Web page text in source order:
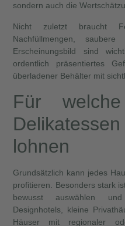
sondern auch die
Nicht zuletzt braucht
Nachfüllmengen,
Erscheinungsbild sind
ordentlich präsentiertes
überladener Behälter mit
Für
lohnen
Grundsätzlich kann jedes
profitieren. Besonders stark
bewusst auswählen und
Designhotels, kleine
Häuser mit regionaler